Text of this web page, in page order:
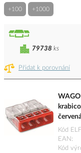
+100 +1000
Přidat k porovnání
79738 ks
Kód
EAN
Kód